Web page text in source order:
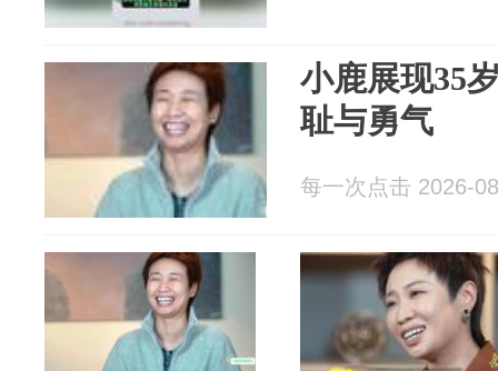
小鹿展现35
耻与勇气
每一次点击 2026-